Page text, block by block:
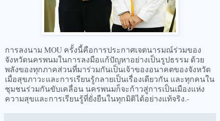
การลงนาม MOU ครั้งนี้คือการประกาศเจตนารมณ์ร่วมของ
จังหวัดนครพนมในการลงมือแก้ปัญหาอย่างเป็นรูปธรรม ด้วย
พลังของทุกภาคส่วนที่มาร่วมกันเป็นเจ้าของอนาคตของจังหวัด
เมื่อสุขภาวะและการเรียนรู้กลายเป็นเรื่องเดียวกัน และทุกคนใน
ชุมชนร่วมกันขับเคลื่อน นครพนมก็จะก้าวสู่การเป็นเมืองแห่ง
ความสุขและการเรียนรู้ที่ยั่งยืนในทุกมิติได้อย่างแท้จริง.-